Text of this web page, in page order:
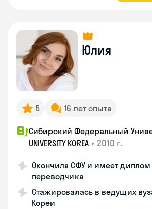
Юлия
5 16 лет опыта
Сибирский Федеральный
UNIVERSITY KOREA • 2010 г.
Окончила СФУ и имеет диплом
переводчика
Стажировалась в ведущих
Кореи